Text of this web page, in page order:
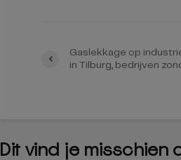
Gaslekkage op
in Tilburg, bedrijven
Dit vind je misschien